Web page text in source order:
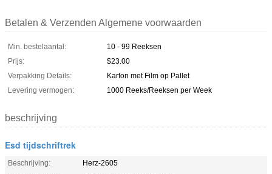
Betalen & Verzenden Algemene voorwaarden
Min. bestelaantal:
10 - 99 Reeksen
Prijs:
$23.00
Verpakking Details:
Karton met Film op Pallet
Levering vermogen:
1000 Reeks/Reeksen per Week
beschrijving
Esd tijdschriftrek
Beschrijving:
Herz-2605